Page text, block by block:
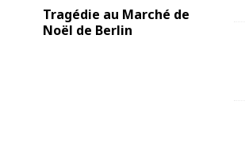
Tragédie au Marché de
Noël de Berlin